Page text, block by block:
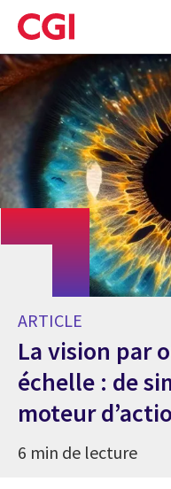
Skip
to
main
content
ARTICLE
La vision par
échelle : de
moteur
6 min de lecture